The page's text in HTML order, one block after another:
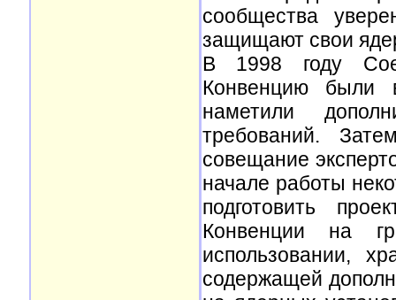
сообщества
защищают свои
В 1998 году
Конвенцию были
наметили
требований.
совещание
начале работы
подготовить
Конвенции на
использовании,
содержащей